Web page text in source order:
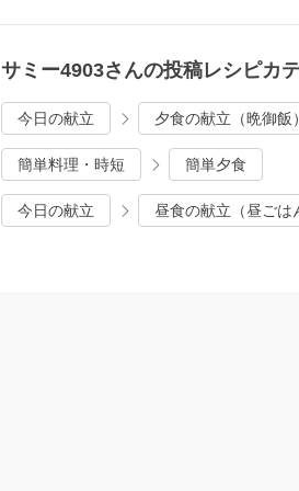
サミー4903さんの投稿レシピカ
今日の献立 夕食の献立（晩御飯）
簡単料理・時短 簡単夕食
今日の献立 昼食の献立（昼ごは